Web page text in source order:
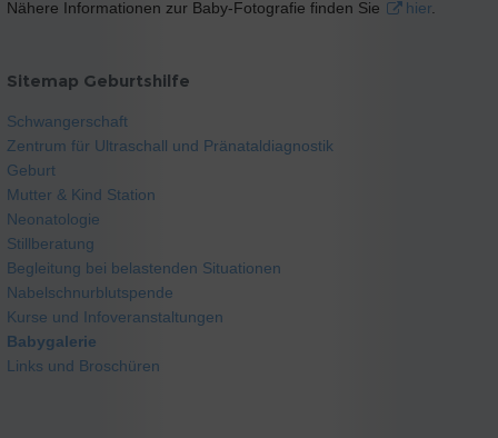
Nähere Informationen zur Baby-Fotografie finden Sie
hier
Sitemap Geburtshilfe
Schwangerschaft
Zentrum für Ultraschall und Pränataldiagnostik
Geburt
Mutter & Kind Station
Neonatologie
Stillberatung
Begleitung bei belastenden Situationen
Nabelschnurblutspende
Kurse und Infoveranstaltungen
Babygalerie
Links und Broschüren